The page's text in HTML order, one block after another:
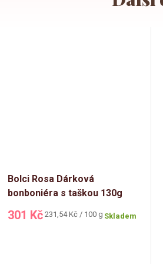
Bolci Rosa Dárková
bonboniéra s taškou 130g
301 Kč Měrná
231,54 Kč / 100 g Skladem